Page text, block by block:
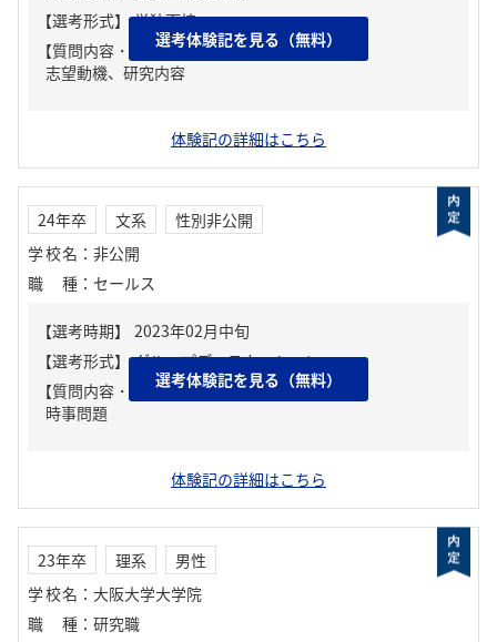
【質問内容・課題】
志望動機、研究内容
選考体験記を見る（無料）
体験記の詳細はこちら
24年卒 文系
性別非公開
学校名 ： 非公開
職種 ： セールス
【質問内容・課題】
時事問題
選考体験記を見る（無料）
体験記の詳細はこちら
23年卒 理系
男性
学校名 ： 大阪大学大学院
職種 ： 研究職